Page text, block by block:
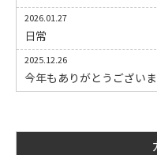
2026.01.27
日常
2025.12.26
今年もありがとうございま